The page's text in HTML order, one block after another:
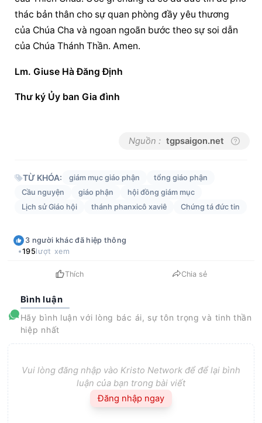
thác bản thân cho sự quan phòng đầy yêu thương
của Chúa Cha và ngoan ngoãn bước theo sự soi dẫn
của Chúa Thánh Thần. Amen.
Lm. Giuse Hà Đăng Định
Thư ký Ủy ban Gia đình
Nguồn : tgpsaigon.net
TỪ KHÓA: giám mục giáo phận
tổng giáo phận
Cầu nguyện
giáo phận
hội đồng giám mục
Lịch sử Giáo hội
thánh phanxicô xaviê Chứng tá đức tin
3 người khác đã hiệp thông
195lượt xem
Thích Chia sẻ
Bình luận
Hãy bình luận với lòng bác ái, sự tôn trọng và tinh thần
hiệp nhất
Vui lòng đăng nhập vào Kristo Network để để lại bình
luận của bạn trong bài viết
Đăng nhập ngay